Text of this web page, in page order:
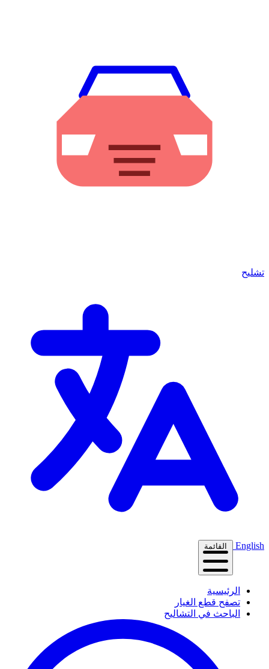
تشليح
English القائمة
الرئيسية
تصفح قطع الغيار
الباحث في التشاليح